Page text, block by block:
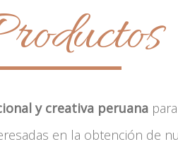
y creativa peruana
en la obtención de